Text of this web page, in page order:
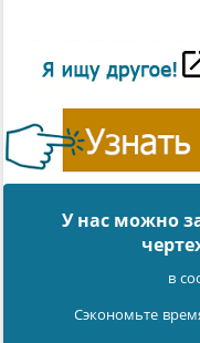
У нас можно
в
Сэкономьте